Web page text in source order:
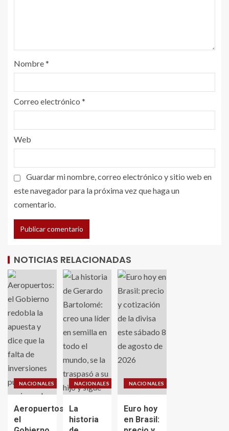
Nombre*
Correo electrónico *
Web
Guardar mi nombre, correo electrónico y sitio web en
este navegador para la próxima vez que haga un
comentario.
NOTICIAS RELACIONADAS
NACIONALES
Aeropuertos:
el
NACIONALES
La
historia
NACIONALES
Euro hoy
en Brasil: